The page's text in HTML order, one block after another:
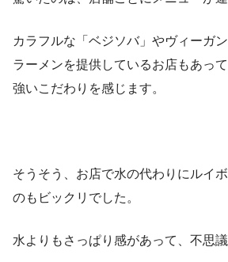
カラフルな「ベジソバ」やヴィーガ
ラーメンを提供しているお店もあっ
強いこだわりを感じます。
そうそう、お店で水の代わりにルイ
のもビックリでした。
水よりもさっぱり感があって、不思